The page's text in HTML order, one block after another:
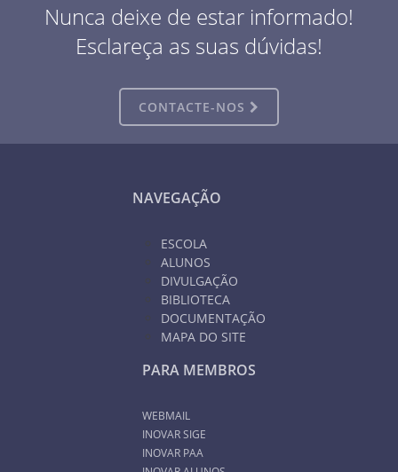
Nunca deixe de estar informado!
Esclareça as suas dúvidas!
CONTACTE-NOS
NAVEGAÇÃO
ESCOLA
ALUNOS
DIVULGAÇÃO
BIBLIOTECA
DOCUMENTAÇÃO
MAPA DO SITE
PARA MEMBROS
WEBMAIL
INOVAR SIGE
INOVAR PAA